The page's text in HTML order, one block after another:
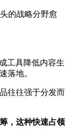
的战略分野愈
工具降低内容生
落地。
往往强于分发而
，这种快速占领